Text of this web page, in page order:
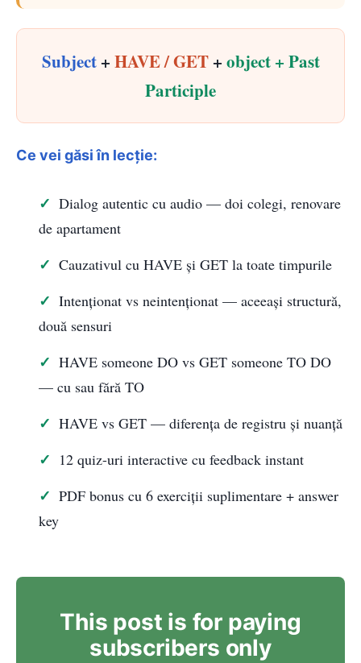
Subject+ HAVE / GET+ object + Past
Participle
Ce vei găsi în lecție:
Dialog autentic cu audio — doi colegi, renovare
de apartament
Cauzativul cu HAVE și GET la toate timpurile
Intenționat vs neintenționat — aceeași structură,
două sensuri
HAVE someone DO vs GET someone TO DO
— cu sau fără TO
HAVE vs GET — diferența de registru și nuanță
12 quiz-uri interactive cu feedback instant
PDF bonus cu 6 exerciții suplimentare + answer
key
This post is for paying
subscribers only